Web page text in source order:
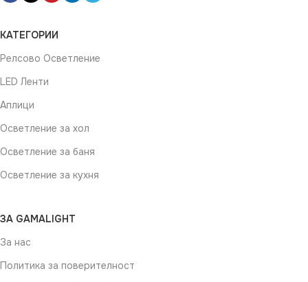
КАТЕГОРИИ
Релсово Осветление
LED Ленти
Аплици
Осветление за хол
Осветление за баня
Осветление за кухня
ЗА GAMALIGHT
За нас
Политика за поверителност